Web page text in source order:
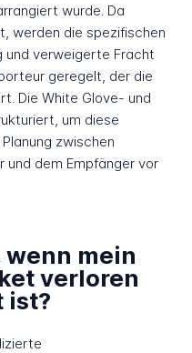
wurde. Da
werden die spezifischen
und verweigerte Fracht
geregelt, der die
Die White Glove- und
um diese
zwischen
und dem Empfänger vor
mein
verloren
ist?